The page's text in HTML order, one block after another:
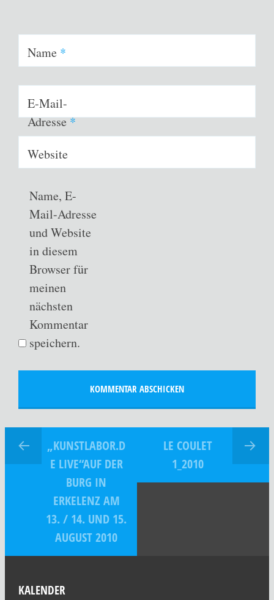
Name *
E-Mail-
Adresse*
Website
Name, E-
Mail-Adresse
und Website
in diesem
Browser für
meinen
nächsten
Kommentar
speichern.
„KUNSTLABOR.D
E LIVE“AUF DER
BURG IN
ERKELENZ AM
13. / 14. UND 15.
AUGUST 2010
LE COULET
1_2010
KALENDER